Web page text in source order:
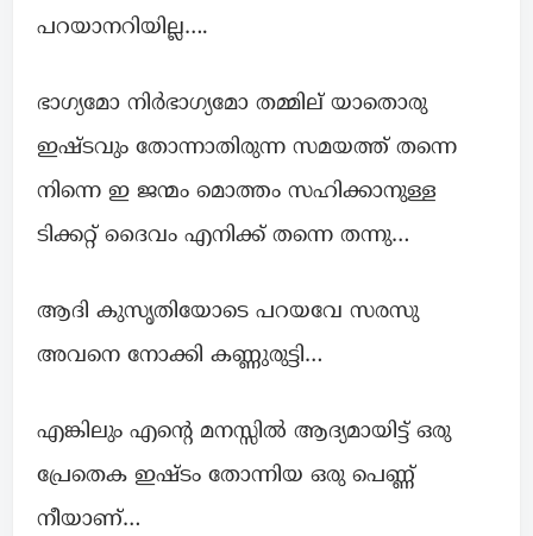
പറയാനറിയില്ല….
ഭാഗ്യമോ നിർഭാഗ്യമോ തമ്മില് യാതൊരു
ഇഷ്ടവും തോന്നാതിരുന്ന സമയത്ത് തന്നെ
നിന്നെ ഇ ജന്മം മൊത്തം സഹിക്കാനുള്ള
ടിക്കറ്റ് ദൈവം എനിക്ക് തന്നെ തന്നു…
ആദി കുസൃതിയോടെ പറയവേ സരസു
അവനെ നോക്കി കണ്ണുരുട്ടി…
എങ്കിലും എന്റെ മനസ്സിൽ ആദ്യമായിട്ട് ഒരു
പ്രേതെക ഇഷ്ടം തോന്നിയ ഒരു പെണ്ണ്
നീയാണ്…